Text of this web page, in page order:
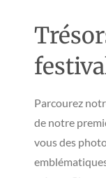
Parcourez
de notre
vous des